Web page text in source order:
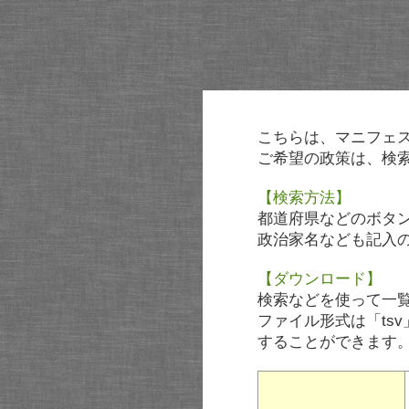
こちらは、マニフェ
ご希望の政策は、検
【検索方法】
都道府県などのボタ
政治家名なども記入
【ダウンロード】
検索などを使って一
ファイル形式は「tsv
することができます